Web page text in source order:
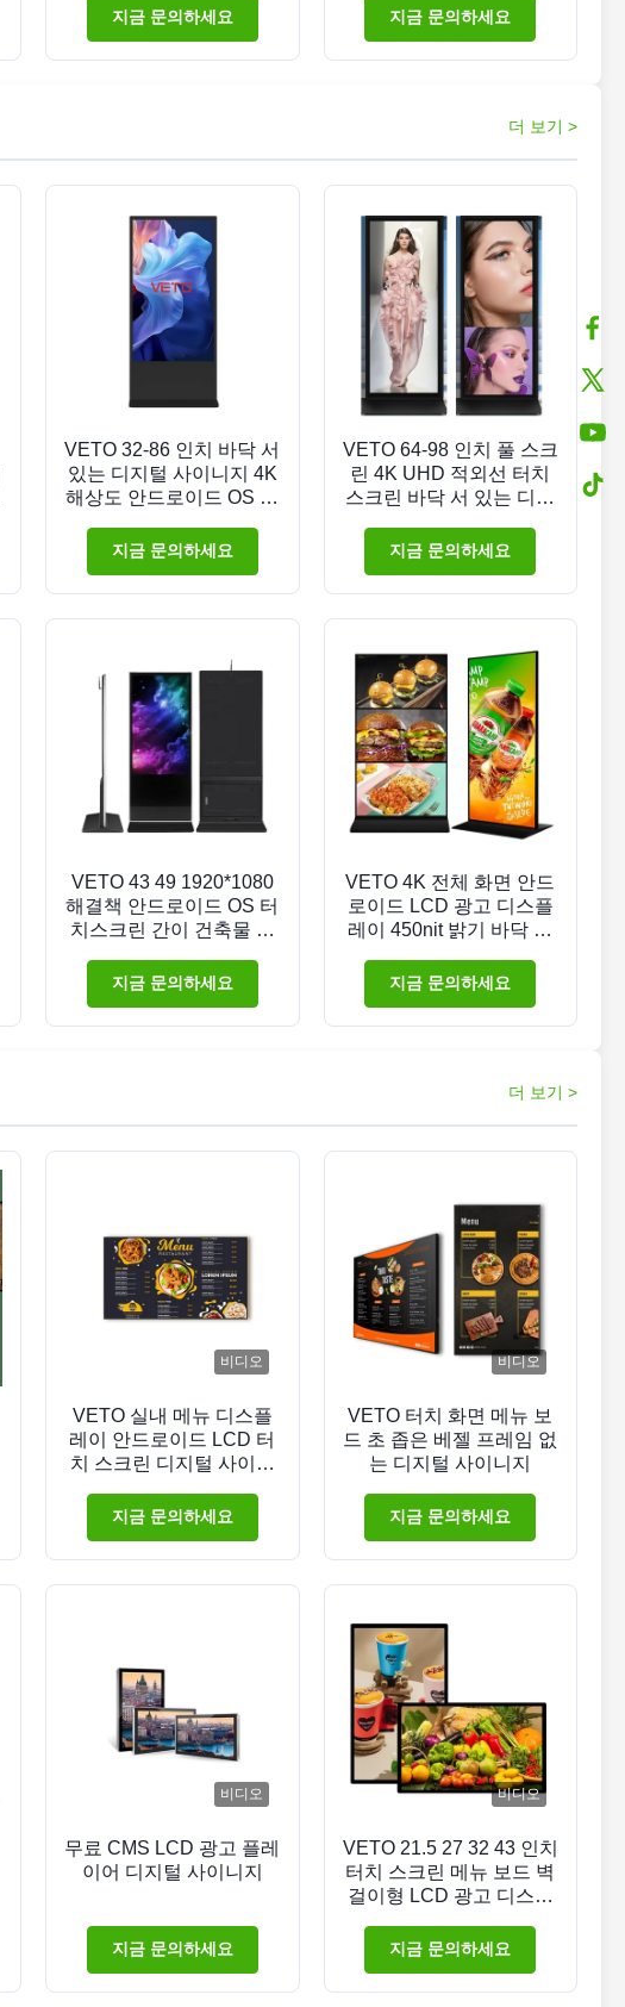
지금 문의하세요
이드 디스플레이
지금 문의하세요
더 보기 >
VETO 32-86 인치 바닥 서
있는 디지털 사이니지 4K
해상도 안드로이드 OS 및
지금 문의하세요
VETO 64-98 인치 풀 스크
린 4K UHD 적외선 터치
스크린 바닥 서 있는 디지
지금 문의하세요
VETO 43 49 1920*1080
해결책 안드로이드 OS 터
치스크린 간이 건축물 및
55 인치 지면 서 있는 디
지금 문의하세요
VETO 4K 전체 화면 안드
로이드 LCD 광고 디스플
레이 450nit 밝기 바닥 서
지금 문의하세요
더 보기 >
비디오
VETO 실내 메뉴 디스플
레이 안드로이드 LCD 터
치 스크린 디지털 사이니
지금 문의하세요
비디오
VETO 터치 화면 메뉴 보
드 초 좁은 베젤 프레임 없
는 디지털 사이니지
지금 문의하세요
비디오
무료 CMS LCD 광고 플레
이어 디지털 사이니지
지금 문의하세요
비디오
VETO 21.5 27 32 43 인치
터치 스크린 메뉴 보드 벽
걸이형 LCD 광고 디스플
지금 문의하세요